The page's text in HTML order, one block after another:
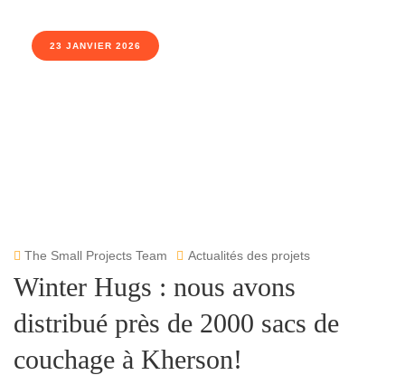
23 JANVIER 2026
The Small Projects Team Actualités des projets
Winter Hugs : nous avons
distribué près de 2000 sacs de
couchage à Kherson!